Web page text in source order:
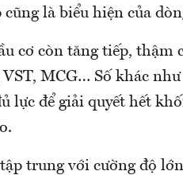
là biểu hiện của
cơ còn tăng tiếp, thậm
MCG… Số khác như
lực để giải quyết hết
trung với cường độ